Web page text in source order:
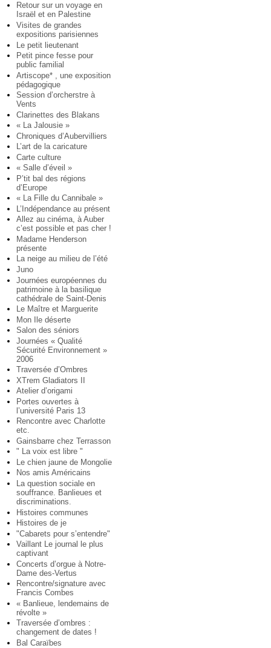
Retour sur un voyage en
Israël et en Palestine
Visites de grandes
expositions parisiennes
Le petit lieutenant
Petit pince fesse pour
public familial
Artiscope* , une exposition
pédagogique
Session d’orcherstre à
Vents
Clarinettes des Blakans
« La Jalousie »
Chroniques d’Aubervilliers
L’art de la caricature
Carte culture
« Salle d’éveil »
P’tit bal des régions
d’Europe
« La Fille du Cannibale »
L’Indépendance au présent
Allez au cinéma, à Auber
c’est possible et pas cher !
Madame Henderson
présente
La neige au milieu de l’été
Juno
Journées européennes du
patrimoine à la basilique
cathédrale de Saint-Denis
Le Maître et Marguerite
Mon Ile déserte
Salon des séniors
Journées « Qualité
Sécurité Environnement »
2006
Traversée d’Ombres
XTrem Gladiators II
Atelier d’origami
Portes ouvertes à
l’université Paris 13
Rencontre avec Charlotte
etc.
Gainsbarre chez Terrasson
" La voix est libre "
Le chien jaune de Mongolie
Nos amis Américains
La question sociale en
souffrance. Banlieues et
discriminations.
Histoires communes
Histoires de je
"Cabarets pour s’entendre"
Vaillant Le journal le plus
captivant
Concerts d’orgue à Notre-
Dame des-Vertus
Rencontre/signature avec
Francis Combes
« Banlieue, lendemains de
révolte »
Traversée d’ombres :
changement de dates !
Bal Caraïbes